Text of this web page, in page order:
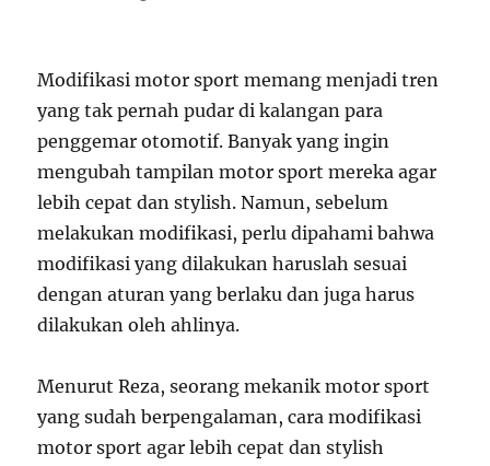
Modifikasi motor sport memang menjadi tren
yang tak pernah pudar di kalangan para
penggemar otomotif. Banyak yang ingin
mengubah tampilan motor sport mereka agar
lebih cepat dan stylish. Namun, sebelum
melakukan modifikasi, perlu dipahami bahwa
modifikasi yang dilakukan haruslah sesuai
dengan aturan yang berlaku dan juga harus
dilakukan oleh ahlinya.
Menurut Reza, seorang mekanik motor sport
yang sudah berpengalaman, cara modifikasi
motor sport agar lebih cepat dan stylish